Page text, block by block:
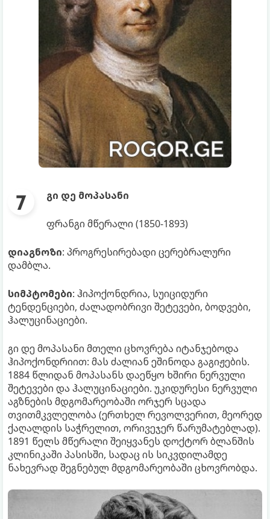
გი დე მოპასანი
ფრანგი მწერალი (1850-1893)
დიაგნოზი: პროგრესირებადი ცერებრალური
დამბლა.
სიმპტომები: ჰიპოქონდრია, სუიციდური
ტენდენციები, ძალადობრივი შეტევები, ბოდვები,
ჰალუცინაციები.
გი დე მოპასანი მთელი ცხოვრება იტანჯებოდა
ჰიპოქონდრიით: მას ძალიან ეშინოდა გაგიჟების.
1884 წლიდან მოპასანს დაეწყო ხშირი ნერვული
შეტევები და ჰალუცინაციები. უკიდურესი ნერვული
აგზნების მდგომარეობაში ორჯერ სცადა
თვითმკვლელობა (ერთხელ რევოლვერით, მეორედ
ქაღალდის საჭრელით, ორივეჯერ წარუმატებლად).
1891 წელს მწერალი შეიყვანეს დოქტორ ბლანშის
კლინიკაში პასისში, სადაც ის სიკვდილამდე
ნახევრად შეგნებულ მდგომარეობაში ცხოვრობდა.